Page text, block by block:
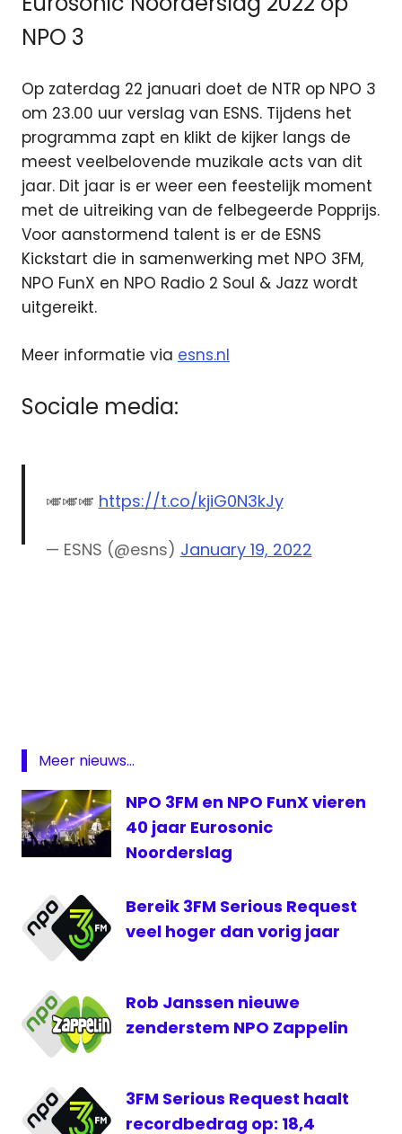
NPO 3
Op zaterdag 22 januari doet de NTR op NPO 3
om 23.00 uur verslag van ESNS. Tijdens het
programma zapt en klikt de kijker langs de
meest veelbelovende muzikale acts van dit
jaar. Dit jaar is er weer een feestelijk moment
met de uitreiking van de felbegeerde Popprijs.
Voor aanstormend talent is er de ESNS
Kickstart die in samenwerking met NPO 3FM,
NPO FunX en NPO Radio 2 Soul & Jazz wordt
uitgereikt.
Meer informatie via esns.nl
Sociale media:
🎺🎺🎺 https://t.co/kjiG0N3kJy
— ESNS (@esns) January 19, 2022
Noorderslag
NPO
3
VPRO
Meer nieuws...
NPO 3FM en NPO FunX vieren
40 jaar Eurosonic
Noorderslag
Bereik 3FM Serious Request
veel hoger dan vorig jaar
Rob Janssen nieuwe
zenderstem NPO Zappelin
3FM Serious Request haalt
recordbedrag op: 18,4